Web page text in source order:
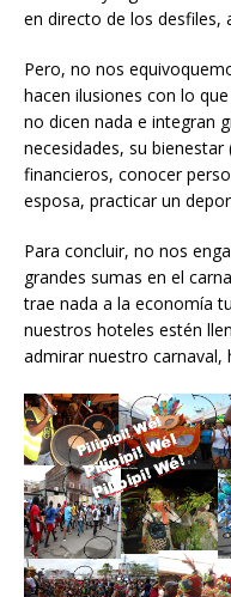
en directo de los
Pero, no nos
hacen ilusiones con lo
no dicen nada e integran
necesidades, su
financieros, conocer
esposa, practicar un
Para concluir, no nos
grandes sumas en el
trae nada a la economía
nuestros hoteles estén
admirar nuestro carnaval,